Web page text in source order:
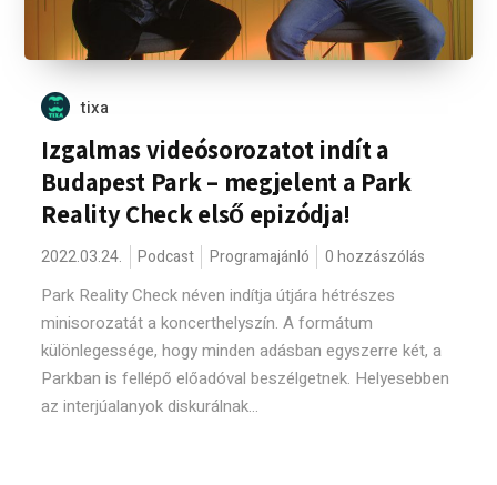
tixa
Izgalmas videósorozatot indít a
Budapest Park – megjelent a Park
Reality Check első epizódja!
2022.03.24. Podcast Programajánló 0 hozzászólás
Park Reality Check néven indítja útjára hétrészes
minisorozatát a koncerthelyszín. A formátum
különlegessége, hogy minden adásban egyszerre két, a
Parkban is fellépő előadóval beszélgetnek. Helyesebben
az interjúalanyok diskurálnak...